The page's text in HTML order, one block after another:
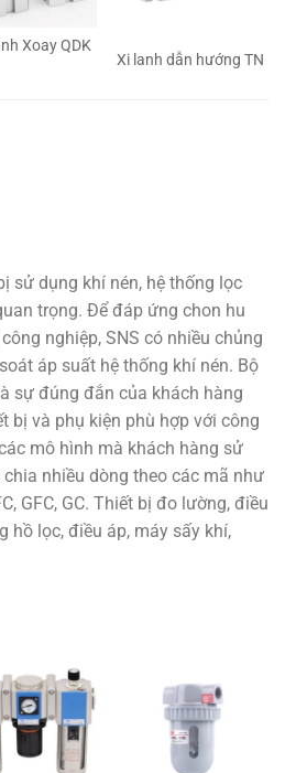
Xoay QDK
Xi lanh dẫn hướng TN
sử dụng khí nén, hệ thống lọc
trọng. Để đáp ứng chon hu
nghiệp, SNS có nhiều chủng
áp suất hệ thống khí nén. Bộ
sự đúng đắn của khách hàng
bị và phụ kiện phù hợp với công
mô hình mà khách hàng sử
nhiều dòng theo các mã như
GFC, GC. Thiết bị đo lường, điều
hồ lọc, điều áp, máy sấy khí,